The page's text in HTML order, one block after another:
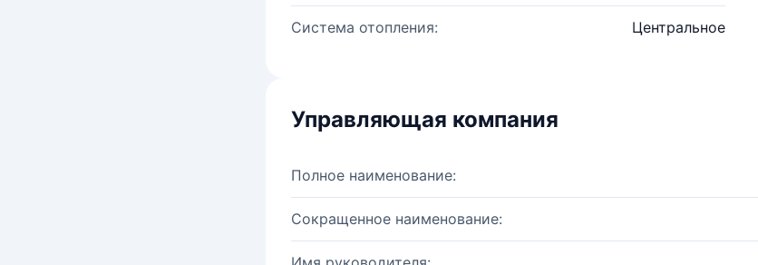
Система отопления: Центральное
Управляющая компания
Полное наименование:
Сокращенное наименование: